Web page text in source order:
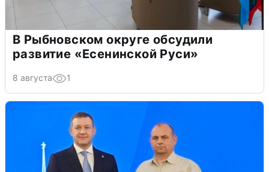
В Рыбновском округе обсудили
развитие «Есенинской Руси»
8 августа 1